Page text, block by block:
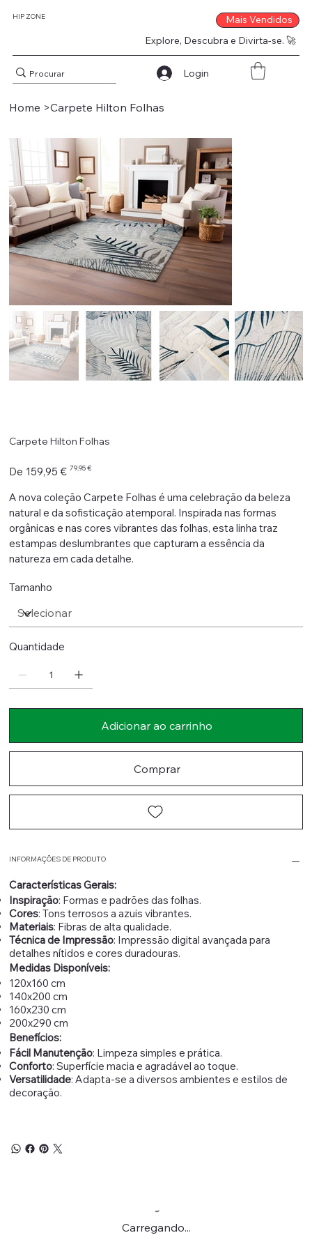
HIP ZONE
Explore, Descubra e Divirta-se. 🚀
Mais Vendidos
Login
Home >Carpete Hilton Folhas
Carpete Hilton Folhas
De
Preço
original
159,95 € Preço
79,95 €
A nova coleção Carpete Folhas é uma celebração da beleza
natural e da sofisticação atemporal. Inspirada nas formas
orgânicas e nas cores vibrantes das folhas, esta linha traz
estampas deslumbrantes que capturam a essência da
natureza em cada detalhe.
Tamanho
Quantidade
Adicionar ao carrinho
Comprar
INFORMAÇÕES DE PRODUTO
Características Gerais:
Inspiração: Formas e padrões das folhas.
Cores: Tons terrosos a azuis vibrantes.
Materiais: Fibras de alta qualidade.
Técnica de Impressão: Impressão digital avançada para
detalhes nítidos e cores duradouras.
Medidas Disponíveis:
120x160 cm
140x200 cm
160x230 cm
200x290 cm
Benefícios:
Fácil Manutenção: Limpeza simples e prática.
Conforto: Superfície macia e agradável ao toque.
Versatilidade: Adapta-se a diversos ambientes e estilos de
decoração.
Carregando...